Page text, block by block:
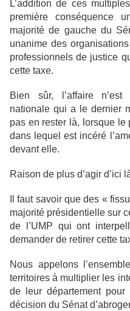
L’addition de ces
première conséquence
majorité de gauche du
unanime des
professionnels de justice
cette taxe.
Bien sûr, l’affaire n’est
nationale qui a le dernier
pas en rester là, lorsque
dans lequel est incéré
devant elle.
Raison de plus d’agir d’ici
Il faut savoir que des «
majorité présidentielle sur
de l’UMP qui ont
demander de retirer cette
Nous appelons
territoires à multiplier les
de leur département pour
décision du Sénat